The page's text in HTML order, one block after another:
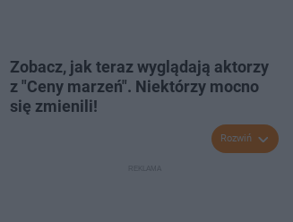
Zobacz, jak teraz wyglądają aktorzy
z "Ceny marzeń". Niektórzy mocno
się zmienili!
Rozwiń